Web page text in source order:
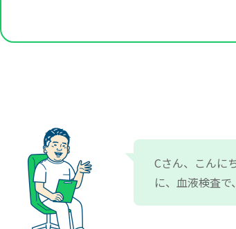
Cさん、こんに
に、血液検査で